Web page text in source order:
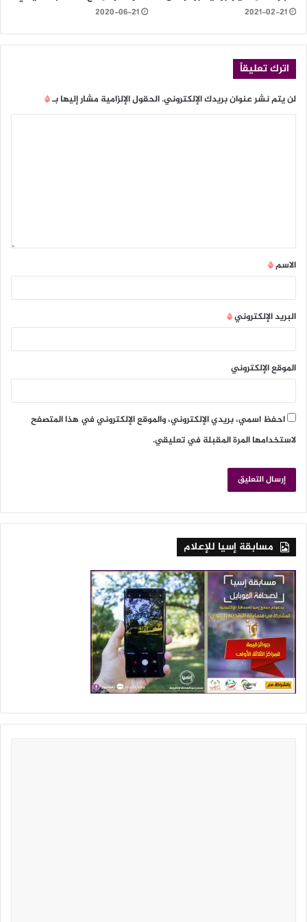
2021-02-21
2020-06-21
اترك تعليقاً
لن يتم نشر عنوان بريدك الإلكتروني.الحقول الإلزامية مشار إليها بـ*
الاسم*
البريد الإلكتروني*
الموقع الإلكتروني
احفظ اسمي، بريدي الإلكتروني، والموقع الإلكتروني في هذا المتصفح
لاستخدامها المرة المقبلة في تعليقي.
مسابقة إسيا للإعلام